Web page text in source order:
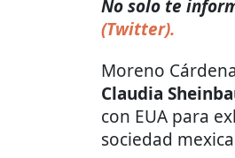
No solo te
(Twitter).
Moreno
Claudia
con EUA para
sociedad